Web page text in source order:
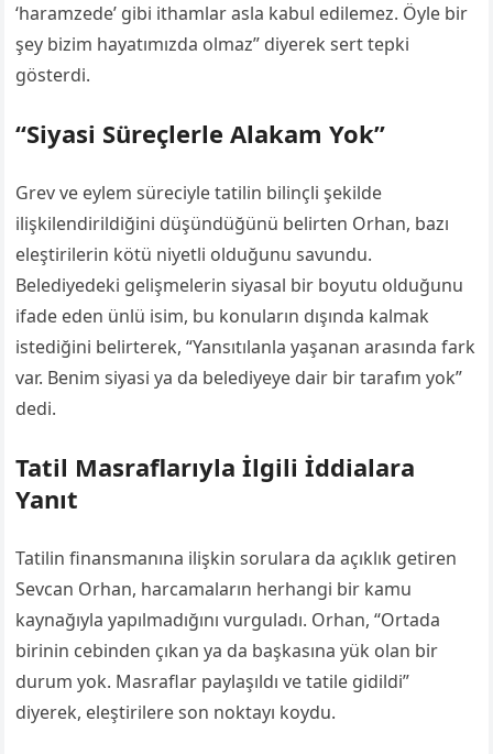
‘haramzede’ gibi ithamlar asla kabul edilemez. Öyle bir
şey bizim hayatımızda olmaz” diyerek sert tepki
gösterdi.
“Siyasi Süreçlerle Alakam Yok”
Grev ve eylem süreciyle tatilin bilinçli şekilde
ilişkilendirildiğini düşündüğünü belirten Orhan, bazı
eleştirilerin kötü niyetli olduğunu savundu.
Belediyedeki gelişmelerin siyasal bir boyutu olduğunu
ifade eden ünlü isim, bu konuların dışında kalmak
istediğini belirterek, “Yansıtılanla yaşanan arasında fark
var. Benim siyasi ya da belediyeye dair bir tarafım yok”
dedi.
Tatil Masraflarıyla İlgili İddialara
Yanıt
Tatilin finansmanına ilişkin sorulara da açıklık getiren
Sevcan Orhan, harcamaların herhangi bir kamu
kaynağıyla yapılmadığını vurguladı. Orhan, “Ortada
birinin cebinden çıkan ya da başkasına yük olan bir
durum yok. Masraflar paylaşıldı ve tatile gidildi”
diyerek, eleştirilere son noktayı koydu.